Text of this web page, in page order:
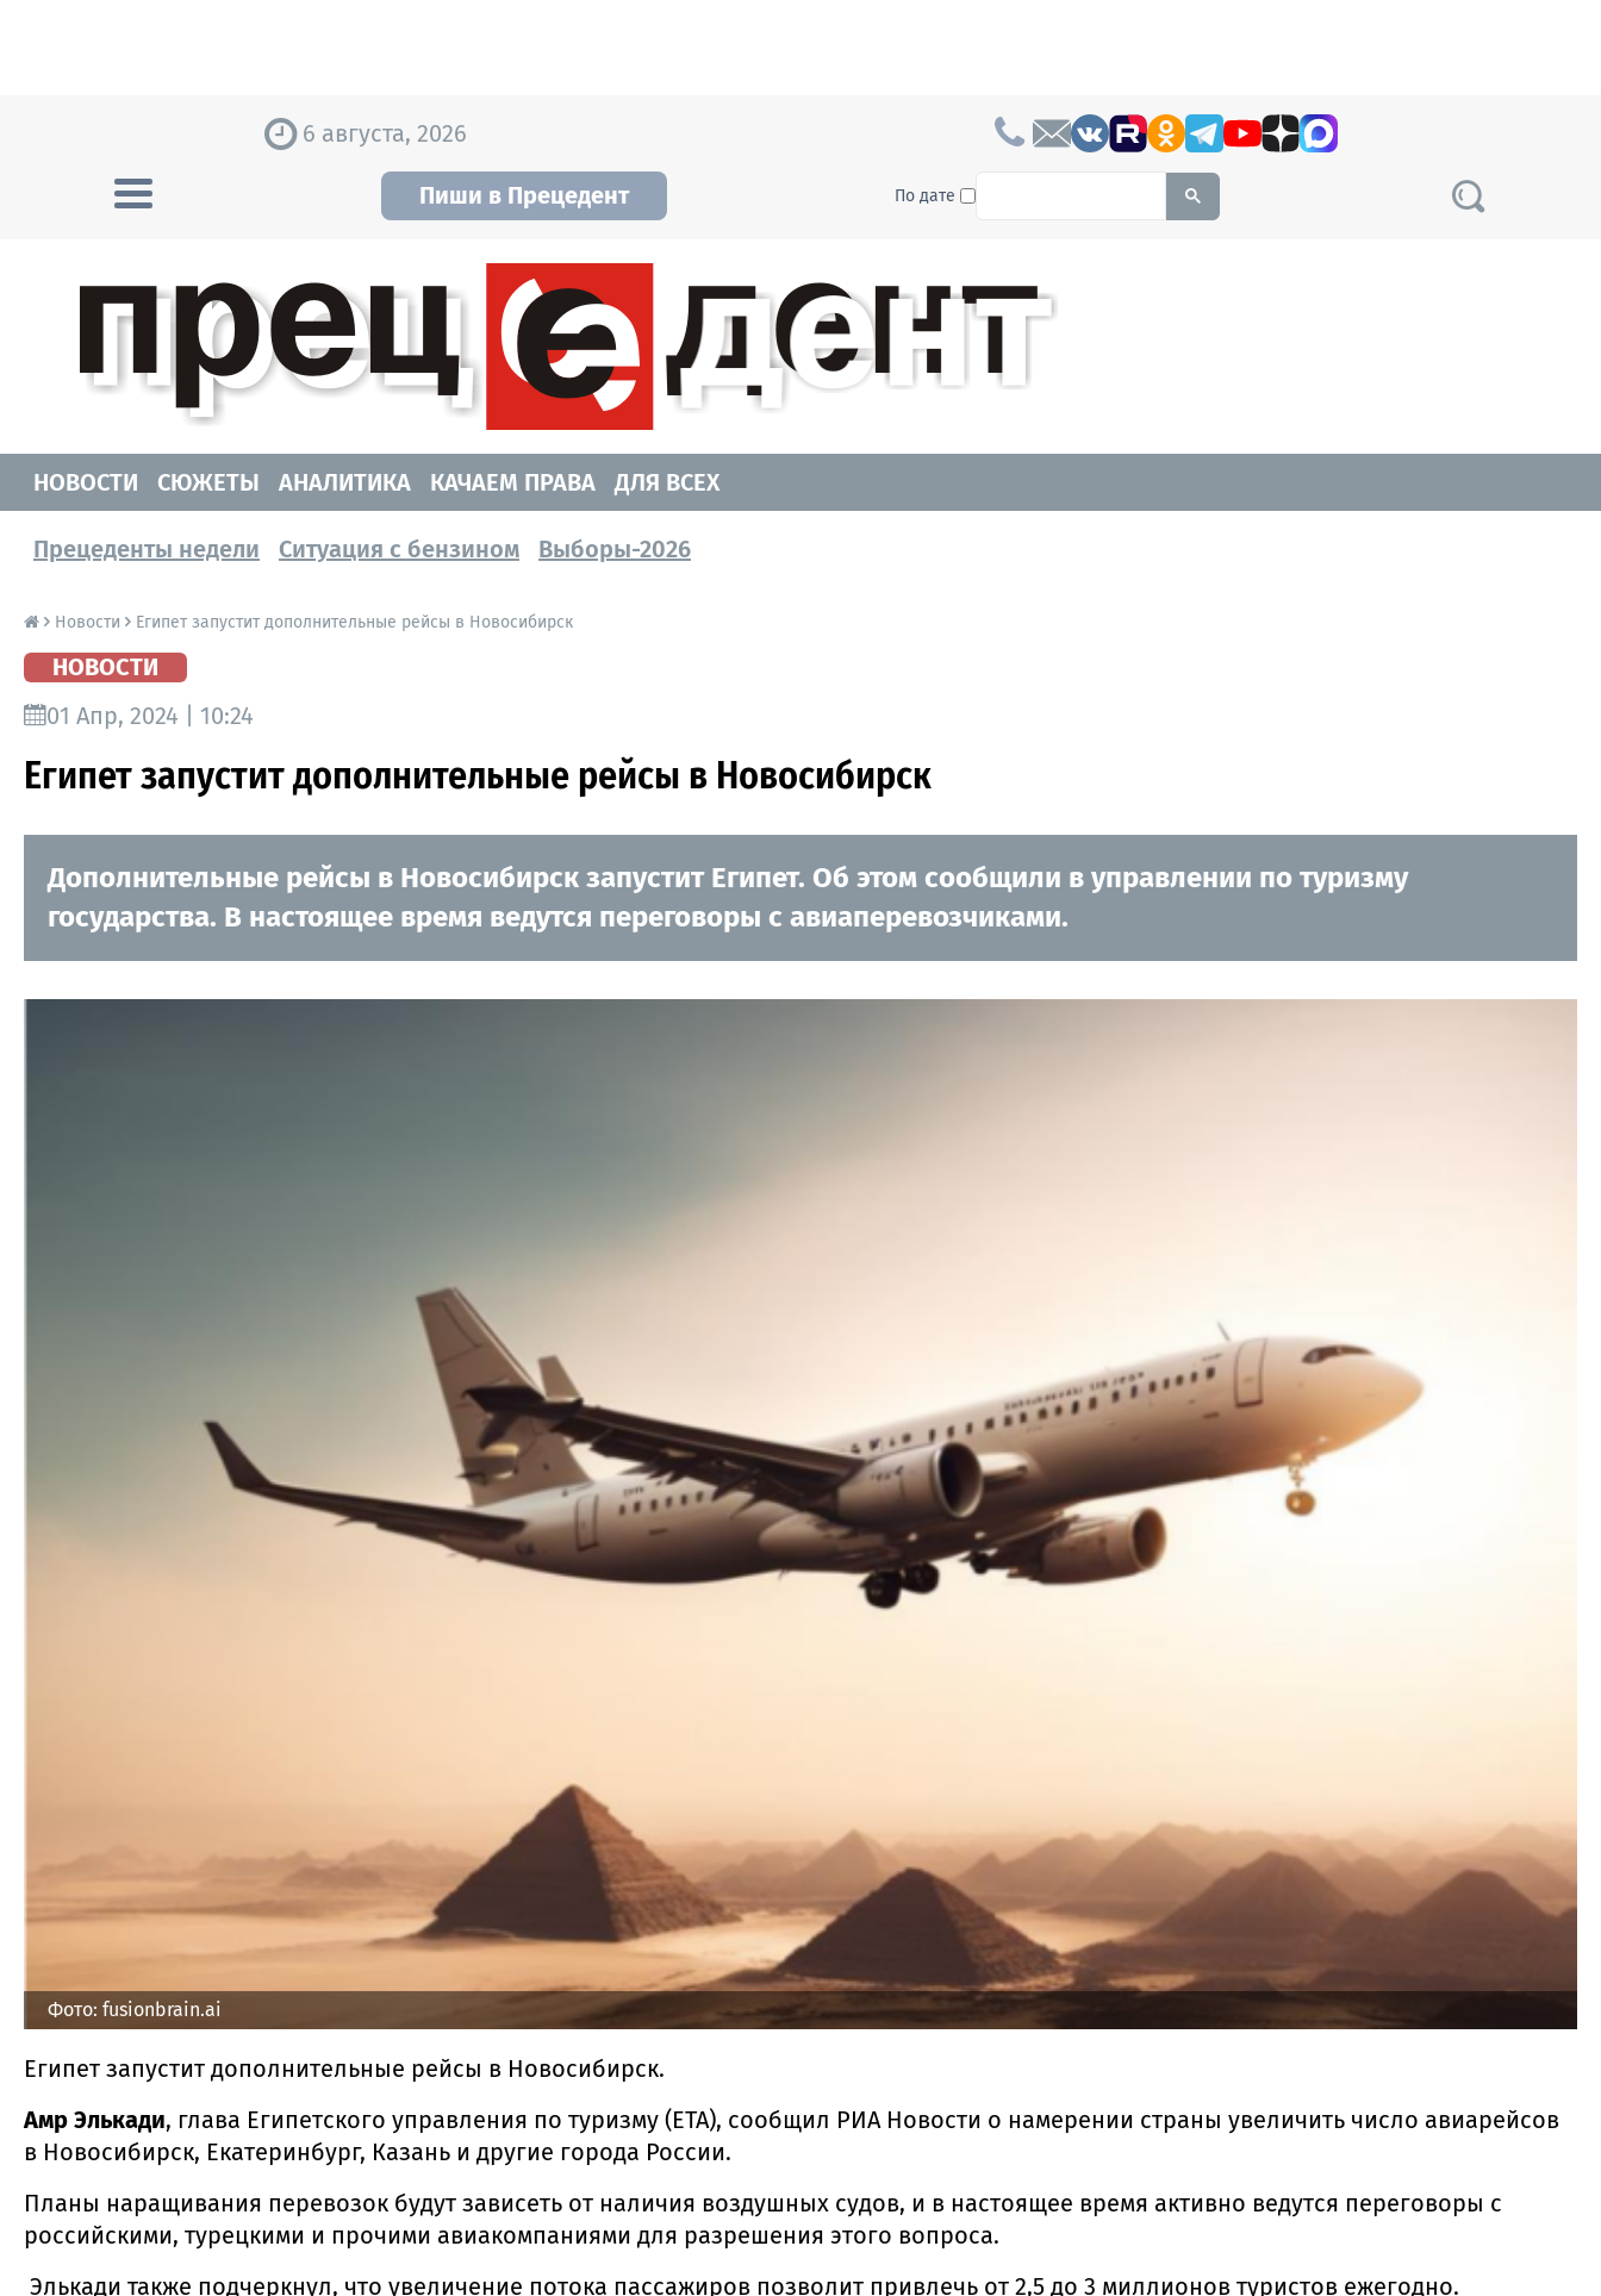
6 августа, 2026
Пиши в Прецедент По дате To search this site, enter a search term
НОВОСТИ
СЮЖЕТЫ АНАЛИТИКА КАЧАЕМ ПРАВА ДЛЯ ВСЕХ
Прецеденты недели Ситуация с бензином Выборы-2026
Новости Египет запустит дополнительные рейсы в Новосибирск
НОВОСТИ
01 Апр, 2024 | 10:24
Египет запустит дополнительные рейсы в Новосибирск
Дополнительные рейсы в Новосибирск запустит Египет. Об этом сообщили в управлении по туризму
государства. В настоящее время ведутся переговоры с авиаперевозчиками.
Фото: fusionbrain.ai
Египет запустит дополнительные рейсы в Новосибирск.
Амр Элькади, глава Египетского управления по туризму (EТА), сообщил РИА Новости о намерении страны увеличить число авиарейсов
в Новосибирск, Екатеринбург, Казань и другие города России.
Планы наращивания перевозок будут зависеть от наличия воздушных судов, и в настоящее время активно ведутся переговоры с
российскими, турецкими и прочими авиакомпаниями для разрешения этого вопроса.
Элькади также подчеркнул, что увеличение потока пассажиров позволит привлечь от 2,5 до 3 миллионов туристов ежегодно.